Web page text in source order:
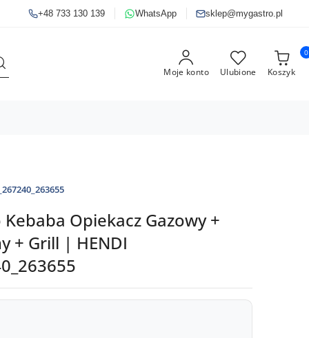
+48 733 130 139 WhatsApp sklep@mygastro.pl
Moje konto Ulubione Koszyk
0
Opiekacz Gazowy +
+ Grill | HENDI